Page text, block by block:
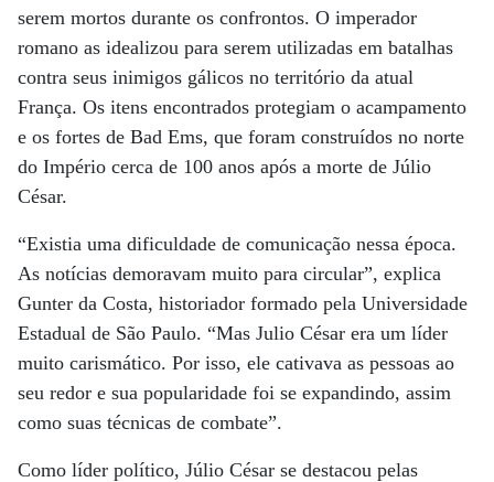
serem mortos durante os confrontos. O imperador
romano as idealizou para serem utilizadas em batalhas
contra seus inimigos gálicos no território da atual
França. Os itens encontrados protegiam o acampamento
e os fortes de Bad Ems, que foram construídos no norte
do Império cerca de 100 anos após a morte de Júlio
César.
“Existia uma dificuldade de comunicação nessa época.
As notícias demoravam muito para circular”, explica
Gunter da Costa, historiador formado pela Universidade
Estadual de São Paulo. “Mas Julio César era um líder
muito carismático. Por isso, ele cativava as pessoas ao
seu redor e sua popularidade foi se expandindo, assim
como suas técnicas de combate”.
Como líder político, Júlio César se destacou pelas